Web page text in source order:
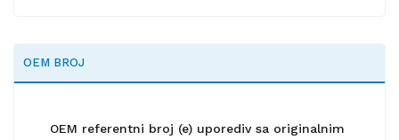
OEM BROJ
OEM referentni broj (e) uporediv sa originalnim